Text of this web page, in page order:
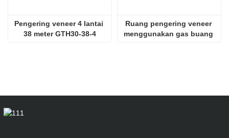
Pengering veneer 4 lantai
38 meter GTH30-38-4
Ruang pengering veneer
menggunakan gas buang